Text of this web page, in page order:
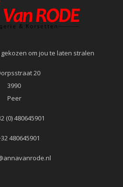
om jou te laten stralen
20
3990
Peer
(0) 480645901
480645901